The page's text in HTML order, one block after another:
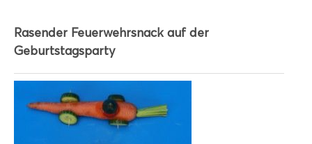
Rasender Feuerwehrsnack auf der
Geburtstagsparty